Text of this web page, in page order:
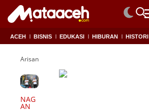
ACEH BISNIS EDUKASI HIBURAN HISTORI
Arisan Bodong
NAG
AN